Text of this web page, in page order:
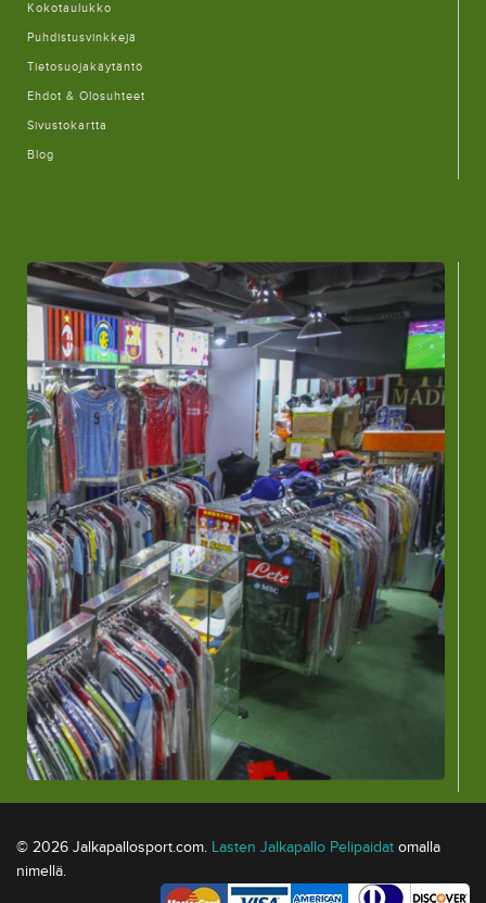
Kokotaulukko
Puhdistusvinkkejä
Tietosuojakäytäntö
Ehdot & Olosuhteet
Sivustokartta
Blog
© 2026 Jalkapallosport.com. Lasten Jalkapallo Pelipaidat omalla
nimellä.